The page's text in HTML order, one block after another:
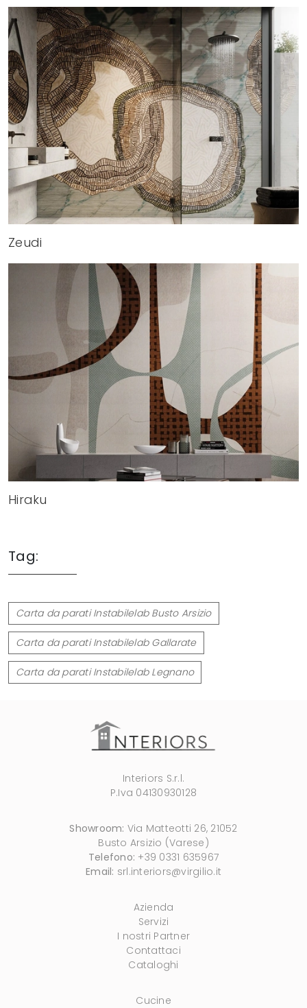
Zeudi
Hiraku
Tag:
Carta da parati Instabilelab Busto Arsizio
Carta da parati Instabilelab Gallarate
Carta da parati Instabilelab Legnano
Interiors S.r.l.
P.Iva 04130930128
Showroom: Via Matteotti 26, 21052
Busto Arsizio (Varese)
Telefono: +39 0331 635967
Email: srl.interiors@virgilio.it
Azienda
Servizi
I nostri Partner
Contattaci
Cataloghi
Cucine